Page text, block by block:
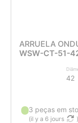
ARRUELA
WSW-CT-51-
42
3 peças em
(il y a 6 jours )